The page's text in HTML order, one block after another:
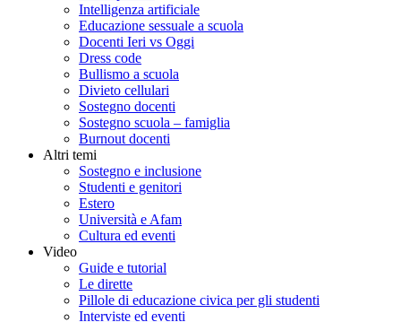
Intelligenza artificiale
Educazione sessuale a scuola
Docenti Ieri vs Oggi
Dress code
Bullismo a scuola
Divieto cellulari
Sostegno docenti
Sostegno scuola – famiglia
Burnout docenti
Altri temi
Sostegno e inclusione
Studenti e genitori
Estero
Università e Afam
Cultura ed eventi
Video
Guide e tutorial
Le dirette
Pillole di educazione civica per gli studenti
Interviste ed eventi